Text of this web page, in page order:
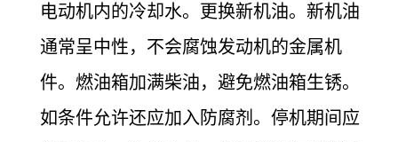
电动机内的冷却水。更换新机油。新机油
通常呈中性，不会腐蚀发动机的金属机
件。燃油箱加满柴油，避免燃油箱生锈。
如条件允许还应加入防腐剂。停机期间应